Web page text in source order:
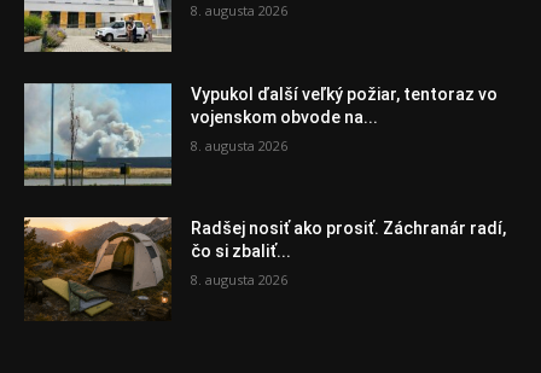
8. augusta 2026
Vypukol ďalší veľký požiar, tentoraz vo
vojenskom obvode na...
8. augusta 2026
Radšej nosiť ako prosiť. Záchranár radí,
čo si zbaliť...
8. augusta 2026